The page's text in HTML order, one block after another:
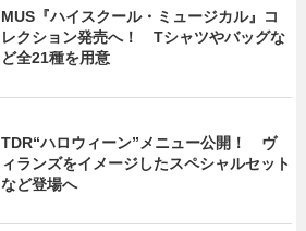
MUS『ハイスクール・ミュージカル』コ
レクション発売へ！ Tシャツやバッグな
ど全21種を用意
TDR“ハロウィーン”メニュー公開！ ヴ
ィランズをイメージしたスペシャルセット
など登場へ